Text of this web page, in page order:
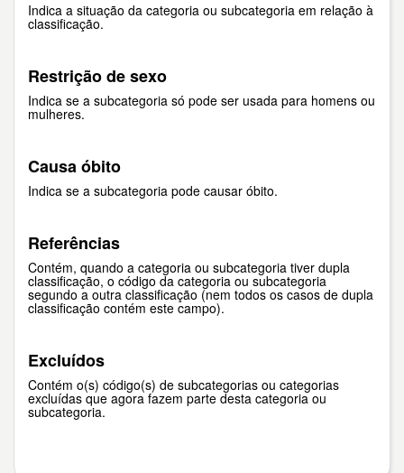
Indica a situação da categoria ou subcategoria em relação à
classificação.
Restrição de sexo
Indica se a subcategoria só pode ser usada para homens ou
mulheres.
Causa óbito
Indica se a subcategoria pode causar óbito.
Referências
Contém, quando a categoria ou subcategoria tiver dupla
classificação, o código da categoria ou subcategoria
segundo a outra classificação (nem todos os casos de dupla
classificação contém este campo).
Excluídos
Contém o(s) código(s) de subcategorias ou categorias
excluídas que agora fazem parte desta categoria ou
subcategoria.